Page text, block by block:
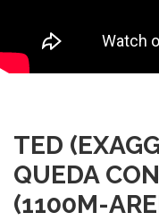
TED
QUEDA
(1100M-